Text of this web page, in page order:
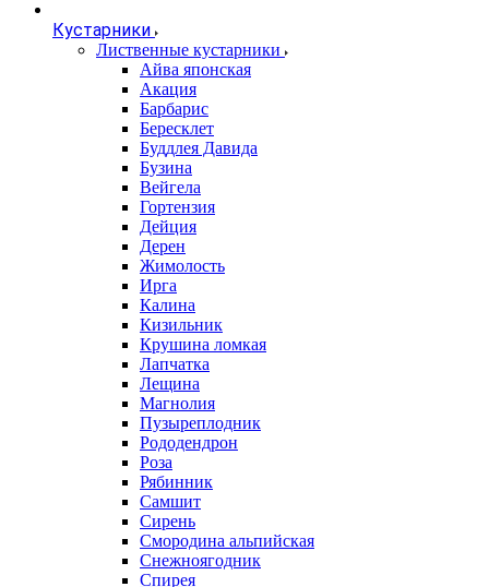
Кустарники
Лиственные кустарники
Айва японская
Акация
Барбарис
Бересклет
Буддлея Давида
Бузина
Вейгела
Гортензия
Дейция
Дерен
Жимолость
Ирга
Калина
Кизильник
Крушина ломкая
Лапчатка
Лещина
Магнолия
Пузыреплодник
Рододендрон
Роза
Рябинник
Самшит
Сирень
Смородина альпийская
Снежноягодник
Спирея